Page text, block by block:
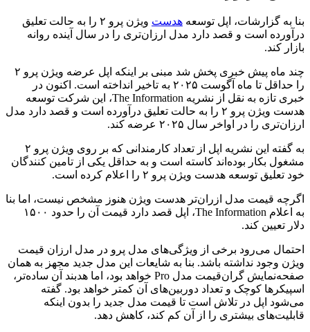
بنا به گزارشات، اپل توسعه هدست
ویژن پرو ۲ را به حالت تعلیق
درآورده است و قصد دارد مدل ارزان‌تری را در سال آینده روانه
بازار کند.
چند ماه پیش خبری پخش شد مبنی بر اینکه اپل عرضه ویژن پرو ۲
را حداقل تا ماه آگوست ۲۰۲۵ به تاخیر انداخته است. اکنون در
خبری تازه به نقل از نشریه The Information، این شرکت توسعه
هدست ویژن پرو ۲ را به حالت تعلیق درآورده است و قصد دارد مدل
ارزان‌تری را در اواخر سال ۲۰۲۵ عرضه کند.
به گفته این نشریه اپل از تعداد کارمندانی که بر روی ویژن پرو ۲
مشغول بکار بوده‌اند کاسته است و به حداقل یکی از تامین کنندگان
خود تعلیق توسعه هدست ویژن پرو ۲ را اعلام کرده است.
اگرچه قیمت مدل ازران‌تر هدست ویژن هنوز مشخص نیست، اما بنا
به اعلام The Information، اپل قصد دارد قیمت آن را حدود ۱۵۰۰
دلار تعیین کند.
احتمال می‌رود برخی از ویژگی‌های مدل پرو در مدل ارزان قیمت
ویژن وجود نداشته باشد. بنا به شایعات این مدل جدید مجهز به همان
صفحه‌نمایش گران‌قیمت مدل Pro خواهد بود، اما هدبند آن ساده‌تر،
اسپیکرها کوچک و تعداد دوربین‌های آن کمتر خواهد بود. گفته
می‌شود اپل در تلاش است تا قیمت مدل جدید را بدون اینکه
قابلیت‌های بیشتری را از آن کم کند، کاهش دهد.